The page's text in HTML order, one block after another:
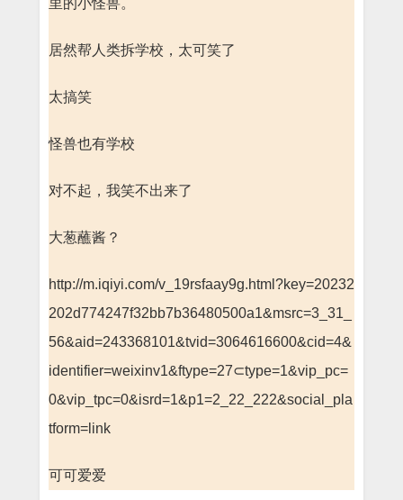
里的小怪兽。
居然帮人类拆学校，太可笑了
太搞笑
怪兽也有学校
对不起，我笑不出来了
大葱蘸酱？
http://m.iqiyi.com/v_19rsfaay9g.html?key=20232
202d774247f32bb7b36480500a1&msrc=3_31_
56&aid=243368101&tvid=3064616600&cid=4&
identifier=weixinv1&ftype=27⊂type=1&vip_pc=
0&vip_tpc=0&isrd=1&p1=2_22_222&social_pla
tform=link
可可爱爱